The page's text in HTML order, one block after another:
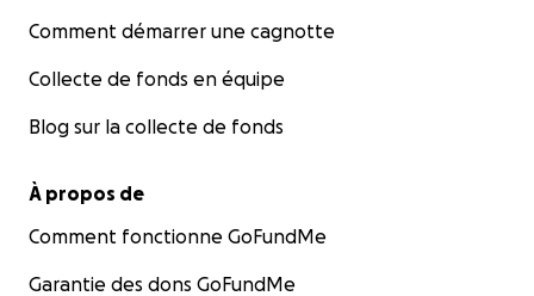
Comment démarrer une cagnotte
Collecte de fonds en équipe
Blog sur la collecte de fonds
À propos de
Comment fonctionne GoFundMe
Garantie des dons GoFundMe